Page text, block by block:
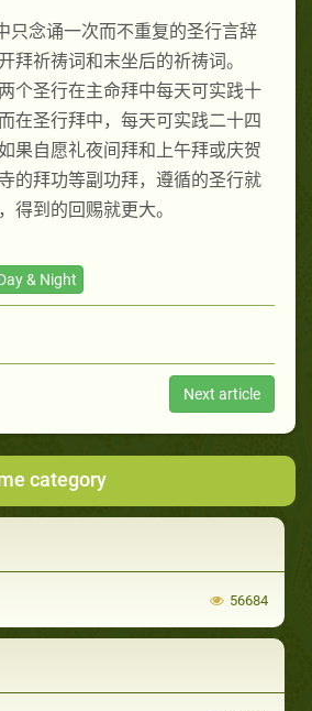
只念诵一次而不重复的圣行言辞
拜祈祷词和末坐后的祈祷词。
个圣行在主命拜中每天可实践十
在圣行拜中，每天可实践二十四
果自愿礼夜间拜和上午拜或庆贺
的拜功等副功拜，遵循的圣行就
得到的回赐就更大。
& Night
Next article
category
56684